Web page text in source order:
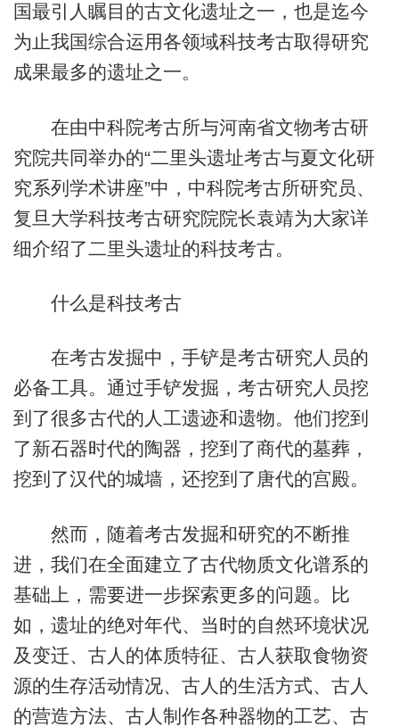
国最引人瞩目的古文化遗址之一，也是迄今
为止我国综合运用各领域科技考古取得研究
成果最多的遗址之一。
在由中科院考古所与河南省文物考古研
究院共同举办的“二里头遗址考古与夏文化研
究系列学术讲座”中，中科院考古所研究员、
复旦大学科技考古研究院院长袁靖为大家详
细介绍了二里头遗址的科技考古。
什么是科技考古
在考古发掘中，手铲是考古研究人员的
必备工具。通过手铲发掘，考古研究人员挖
到了很多古代的人工遗迹和遗物。他们挖到
了新石器时代的陶器，挖到了商代的墓葬，
挖到了汉代的城墙，还挖到了唐代的宫殿。
然而，随着考古发掘和研究的不断推
进，我们在全面建立了古代物质文化谱系的
基础上，需要进一步探索更多的问题。比
如，遗址的绝对年代、当时的自然环境状况
及变迁、古人的体质特征、古人获取食物资
源的生存活动情况、古人的生活方式、古人
的营造方法、古人制作各种器物的工艺、古